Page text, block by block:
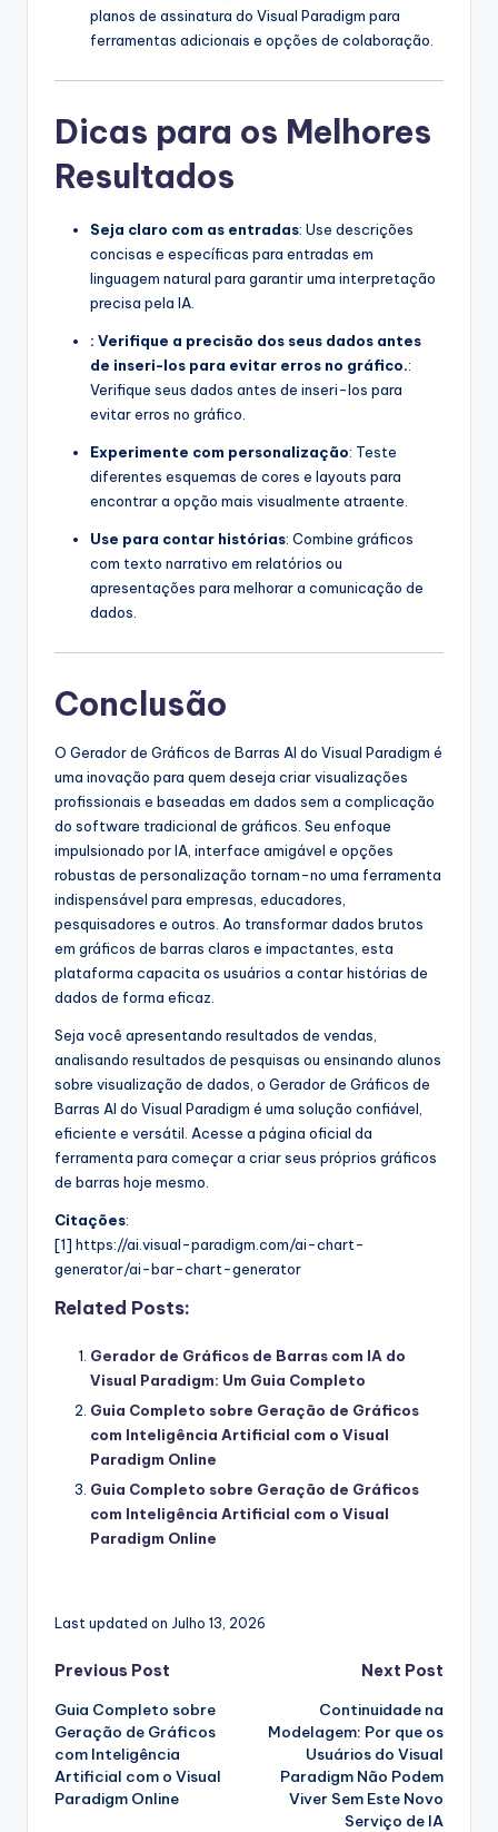
planos de assinatura do Visual Paradigm para
ferramentas adicionais e opções de colaboração.
Dicas para os Melhores
Resultados
Seja claro com as entradas: Use descrições
concisas e específicas para entradas em
linguagem natural para garantir uma interpretação
precisa pela IA.
: Verifique a precisão dos seus dados antes
de inseri-los para evitar erros no gráfico.:
Verifique seus dados antes de inseri-los para
evitar erros no gráfico.
Experimente com personalização: Teste
diferentes esquemas de cores e layouts para
encontrar a opção mais visualmente atraente.
Use para contar histórias: Combine gráficos
com texto narrativo em relatórios ou
apresentações para melhorar a comunicação de
dados.
Conclusão
O Gerador de Gráficos de Barras AI do Visual Paradigm é
uma inovação para quem deseja criar visualizações
profissionais e baseadas em dados sem a complicação
do software tradicional de gráficos. Seu enfoque
impulsionado por IA, interface amigável e opções
robustas de personalização tornam-no uma ferramenta
indispensável para empresas, educadores,
pesquisadores e outros. Ao transformar dados brutos
em gráficos de barras claros e impactantes, esta
plataforma capacita os usuários a contar histórias de
dados de forma eficaz.
Seja você apresentando resultados de vendas,
analisando resultados de pesquisas ou ensinando alunos
sobre visualização de dados, o Gerador de Gráficos de
Barras AI do Visual Paradigm é uma solução confiável,
eficiente e versátil. Acesse a página oficial da
ferramenta para começar a criar seus próprios gráficos
de barras hoje mesmo.
Citações:
[1] https://ai.visual-paradigm.com/ai-chart-
generator/ai-bar-chart-generator
Related Posts:
Gerador de Gráficos de Barras com IA do
Visual Paradigm: Um Guia Completo
Guia Completo sobre Geração de Gráficos
com Inteligência Artificial com o Visual
Paradigm Online
Guia Completo sobre Geração de Gráficos
com Inteligência Artificial com o Visual
Paradigm Online
Last updated on Julho 13, 2026
Post
navigation
Previous Post
Guia Completo sobre
Geração de Gráficos
com Inteligência
Artificial com o Visual
Paradigm Online
Next Post
Continuidade na
Modelagem: Por que os
Usuários do Visual
Paradigm Não Podem
Viver Sem Este Novo
Serviço de IA